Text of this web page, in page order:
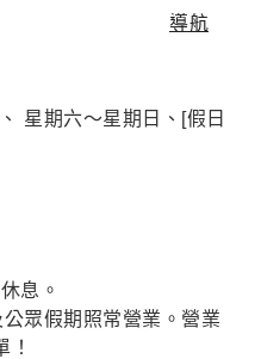
導航
星期六～星期日、[假日
息。
眾假期照常營業。營業
！